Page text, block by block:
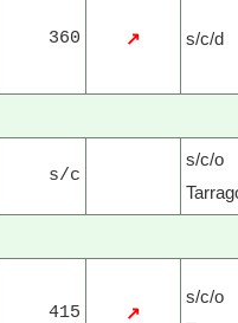
360 ↗ s/c/d
s/c
s/c/o
415 ↗
s/c/o